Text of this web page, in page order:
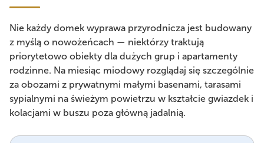
Nie każdy domek wyprawa przyrodnicza jest budowany
z myślą o nowożeńcach — niektórzy traktują
priorytetowo obiekty dla dużych grup i apartamenty
rodzinne. Na miesiąc miodowy rozglądaj się szczególnie
za obozami z prywatnymi małymi basenami, tarasami
sypialnymi na świeżym powietrzu w kształcie gwiazdek i
kolacjami w buszu poza główną jadalnią.